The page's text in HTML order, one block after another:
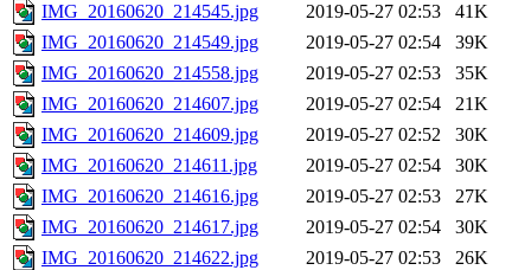
IMG_20160620_214545.jpg
2019-05-27 02:53
41K
IMG_20160620_214549.jpg
2019-05-27 02:54
39K
IMG_20160620_214558.jpg
2019-05-27 02:53
35K
IMG_20160620_214607.jpg
2019-05-27 02:54
21K
IMG_20160620_214609.jpg
2019-05-27 02:52
30K
IMG_20160620_214611.jpg
2019-05-27 02:54
30K
IMG_20160620_214616.jpg
2019-05-27 02:53
27K
IMG_20160620_214617.jpg
2019-05-27 02:54
30K
IMG_20160620_214622.jpg
2019-05-27 02:53
26K